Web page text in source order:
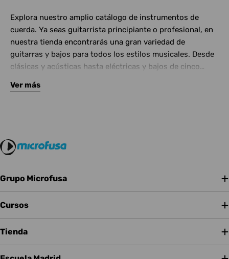
Explora nuestro amplio catálogo de instrumentos de
cuerda. Ya seas guitarrista principiante o profesional, en
nuestra tienda encontrarás una gran variedad de
guitarras y bajos para todos los estilos musicales. Desde
clásicas y acústicas hasta eléctricas y bajos de cinco
Complementa tu instrumento con amplificadores de
Ver más
Grupo Microfusa
Cursos
Tienda